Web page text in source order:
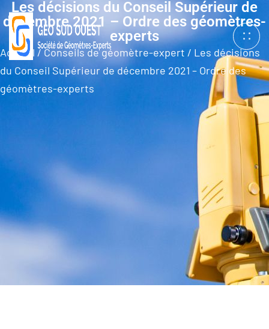
Les décisions du Conseil Supérieur de
décembre 2021 – Ordre des géomètres-
experts
Accueil /Conseils de géomètre-expert / Les décisions
du Conseil Supérieur de décembre 2021 – Ordre des
géomètres-experts